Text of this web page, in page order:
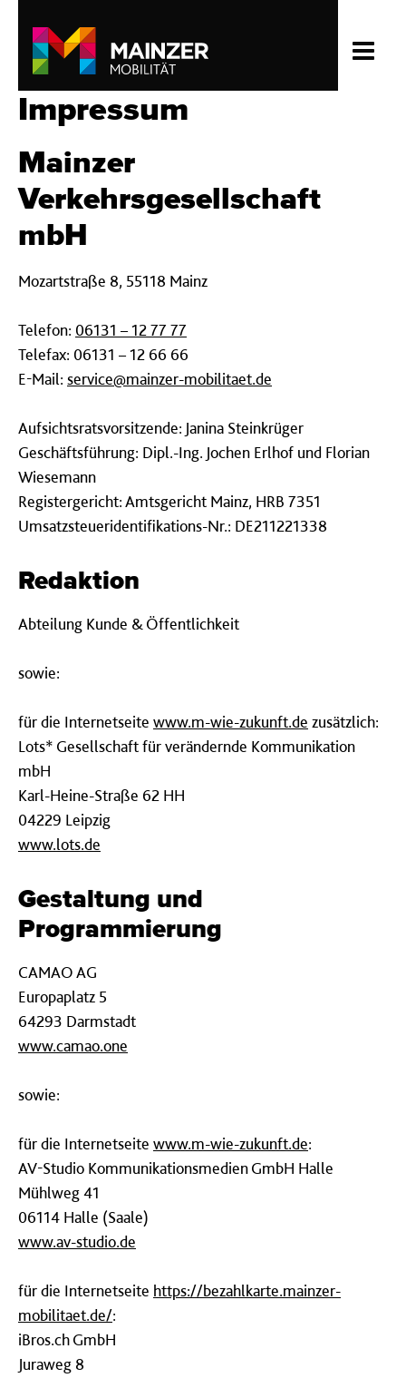
Impressum
Mainzer
Verkehrsgesellschaft
mbH
Mozartstraße 8, 55118 Mainz
Telefon: 06131 – 12 77 77
Telefax: 06131 – 12 66 66
E-Mail: service@mainzer-mobilitaet.de
Aufsichtsratsvorsitzende: Janina Steinkrüger
Geschäftsführung: Dipl.-Ing. Jochen Erlhof und Florian
Wiesemann
Registergericht: Amtsgericht Mainz, HRB 7351
Umsatzsteueridentifikations-Nr.: DE211221338
Redaktion
Abteilung Kunde & Öffentlichkeit
sowie:
für die Internetseite www.m-wie-zukunft.de zusätzlich:
Lots* Gesellschaft für verändernde Kommunikation
mbH
Karl-Heine-Straße 62 HH
04229 Leipzig
www.lots.de
Gestaltung und
Programmierung
CAMAO AG
Europaplatz 5
64293 Darmstadt
www.camao.one
sowie:
für die Internetseite www.m-wie-zukunft.de:
AV-Studio Kommunikationsmedien GmbH Halle
Mühlweg 41
06114 Halle (Saale)
www.av-studio.de
für die Internetseite https://bezahlkarte.mainzer-
mobilitaet.de/:
iBros.ch GmbH
Juraweg 8